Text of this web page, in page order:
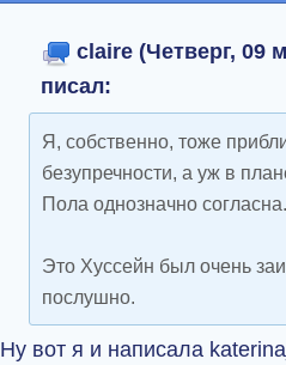
claire (Четверг, 09
писал:
Я, собственно, тоже
безупречности, а уж в
Пола однозначно
Это Хуссейн был очень
послушно.
Ну вот я и написала